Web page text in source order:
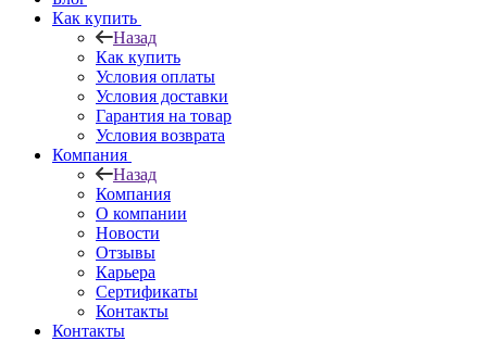
Как купить
Назад
Как купить
Условия оплаты
Условия доставки
Гарантия на товар
Условия возврата
Компания
Назад
Компания
О компании
Новости
Отзывы
Карьера
Сертификаты
Контакты
Контакты